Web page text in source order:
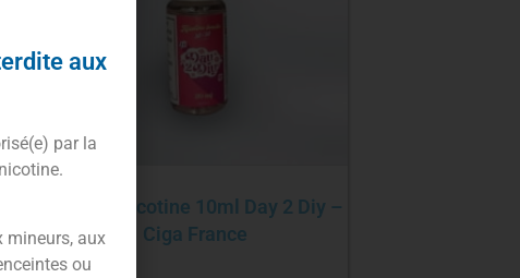
Booster nicotine 10ml Day 2 Diy –
Ciga France
aux
par la
mineurs, aux
ou